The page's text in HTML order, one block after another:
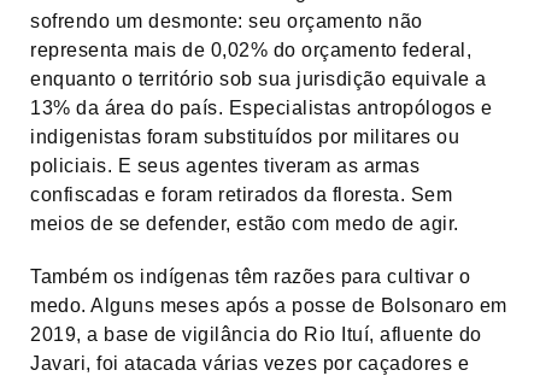
sofrendo um desmonte: seu orçamento não
representa mais de 0,02% do orçamento federal,
enquanto o território sob sua jurisdição equivale a
13% da área do país. Especialistas antropólogos e
indigenistas foram substituídos por militares ou
policiais. E seus agentes tiveram as armas
confiscadas e foram retirados da floresta. Sem
meios de se defender, estão com medo de agir.
Também os indígenas têm razões para cultivar o
medo. Alguns meses após a posse de Bolsonaro em
2019, a base de vigilância do Rio Ituí, afluente do
Javari, foi atacada várias vezes por caçadores e